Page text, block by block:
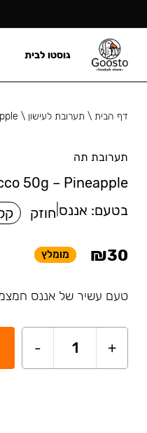
דף הבית\ תערובת לעישון \
תערובת תה
50g – Pineapple
בטעם: אננס חוזק
₪30 מומלץ
טעם עשיר של אננס
+
1
-
גוסטו לבית